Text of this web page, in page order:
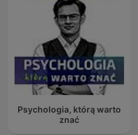
Psychologia, którą warto
znać